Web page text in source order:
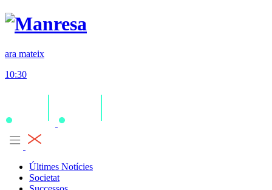
ara mateix
10:30
Últimes Notícies
Societat